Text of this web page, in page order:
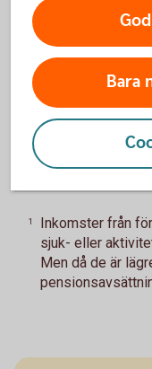
pensionssparande.
Garantipension
Har du haft liten eller
rätt till
inkomstpension är
även ditt civilstånd.
1
Inkomster från
sjuk- eller
Men då de är
Bara